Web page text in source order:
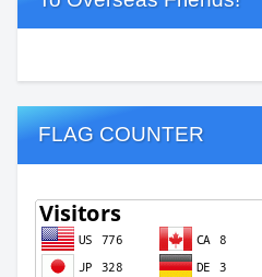
FLAG COUNTER